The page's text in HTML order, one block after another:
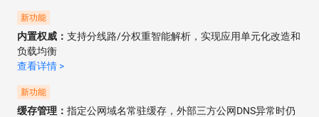
新功能
内置权威： 支持分线路/分权重智能解析，实现应用单元化改造和
负载均衡
查看详情 >
新功能
缓存管理： 指定公网域名常驻缓存，外部三方公网DNS异常时仍